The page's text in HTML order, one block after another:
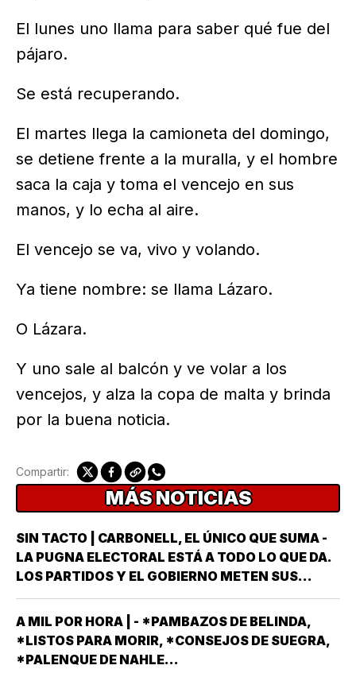
El lunes uno llama para saber qué fue del
pájaro.
Se está recuperando.
El martes llega la camioneta del domingo,
se detiene frente a la muralla, y el hombre
saca la caja y toma el vencejo en sus
manos, y lo echa al aire.
El vencejo se va, vivo y volando.
Ya tiene nombre: se llama Lázaro.
O Lázara.
Y uno sale al balcón y ve volar a los
vencejos, y alza la copa de malta y brinda
por la buena noticia.
Compartir:
MÁS NOTICIAS
SIN TACTO | CARBONELL, EL ÚNICO QUE SUMA -
LA PUGNA ELECTORAL ESTÁ A TODO LO QUE DA.
LOS PARTIDOS Y EL GOBIERNO METEN SUS
ARMAS MÁS AFILADAS CON LA VISTA PUESTA EN
LA JORNADA DEL DOMINGO 6 DE JUNIO DEL AÑO
ENTRANTE *EL PROCESO ELECTORAL PARA
ELEGIR…
A MIL POR HORA | - *PAMBAZOS DE BELINDA,
*LISTOS PARA MORIR, *CONSEJOS DE SUEGRA,
*PALENQUE DE NAHLE...